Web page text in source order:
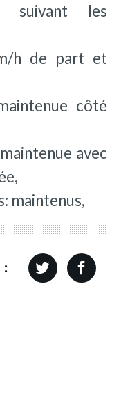
suivant les
h de part et
côté
avec
maintenus,
: